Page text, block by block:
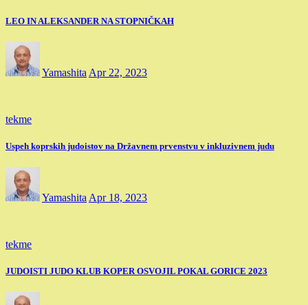
LEO IN ALEKSANDER NA STOPNIČKAH
Yamashita Apr 22, 2023
tekme
Uspeh koprskih judoistov na Državnem prvenstvu v inkluzivnem judu
Yamashita Apr 18, 2023
tekme
JUDOISTI JUDO KLUB KOPER OSVOJIL POKAL GORICE 2023